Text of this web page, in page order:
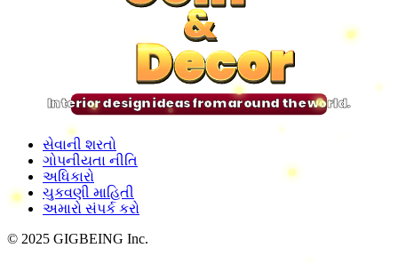
&
Decor
&
Decor
&
Decor
&
Decor
Interior design ideas from around the world.
સેવાની શરતો
ગોપનીયતા નીતિ
અધિકારો
ચુકવણી માહિતી
અમારો સંપર્ક કરો
© 2025 GIGBEING Inc.